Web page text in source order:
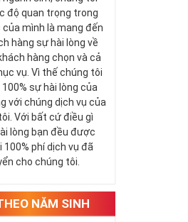
độ quan trọng trong
mình là mang đến
hàng sự hài lòng về
hàng chọn và cả
vụ. Vì thế chúng tôi
sự hài lòng của
với chúng dịch vụ của
Với bất cứ điều gì
lòng bạn đều được
100% phí dịch vụ đã
cho chúng tôi.
NĂM SINH